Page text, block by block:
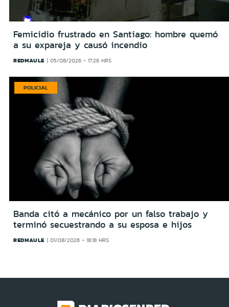
Femicidio frustrado en Santiago: hombre quemó
a su expareja y causó incendio
REDMAULE 05/08/2026 - 17:26 HRS
POLICIAL
Banda citó a mecánico por un falso trabajo y
terminó secuestrando a su esposa e hijos
REDMAULE 01/08/2026 - 18:18 HRS